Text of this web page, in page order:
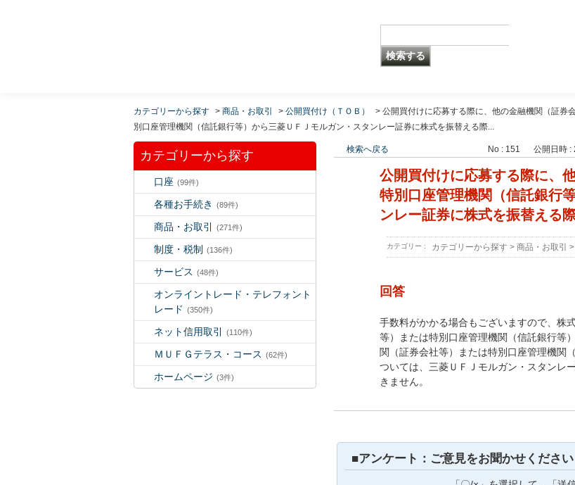
カテゴリーから探す > 商品・お取引 > 公開買付け（ＴＯＢ） > 公開買付けに応募する際に、他の金融機関（証券
別口座管理機関（信託銀行等）から三菱ＵＦＪモルガン・スタンレー証券に株式を振替える際...
カテゴリーから探す
口座 (99件)
各種お手続き (89件)
商品・お取引 (271件)
制度・税制 (136件)
サービス (48件)
オンライントレード・テレフォント
レード (350件)
ネット信用取引 (110件)
ＭＵＦＧテラス・コース (62件)
ホームページ (3件)
検索へ戻る No : 151 公開日時 :
公開買付けに応募する際に、
特別口座管理機関（信託銀行
ンレー証券に株式を振替える
カテゴリー : カテゴリーから探す > 商品・お取引 >
回答
手数料がかかる場合もございますので、株
等）または特別口座管理機関（信託銀行等
関（証券会社等）または特別口座管理機関
ついては、三菱ＵＦＪモルガン・スタンレ
きません。
■アンケート：ご意見をお聞かせください